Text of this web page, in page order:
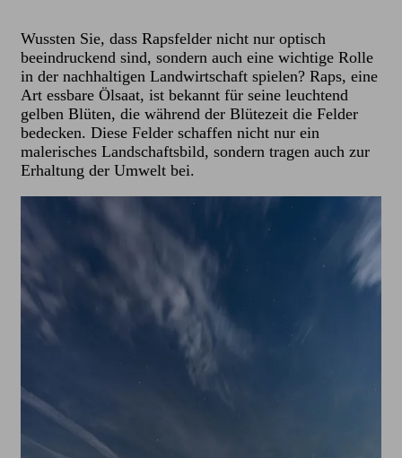
Wussten Sie, dass Rapsfelder nicht nur optisch
beeindruckend sind, sondern auch eine wichtige Rolle
in der nachhaltigen Landwirtschaft spielen? Raps, eine
Art essbare Ölsaat, ist bekannt für seine leuchtend
gelben Blüten, die während der Blütezeit die Felder
bedecken. Diese Felder schaffen nicht nur ein
malerisches Landschaftsbild, sondern tragen auch zur
Erhaltung der Umwelt bei.